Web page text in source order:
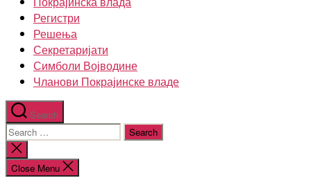
Регистри
Решења
Секретаријати
Симболи Војводине
Чланови Покрајинске владе
Search
Search
for:
Close
search
Close Menu